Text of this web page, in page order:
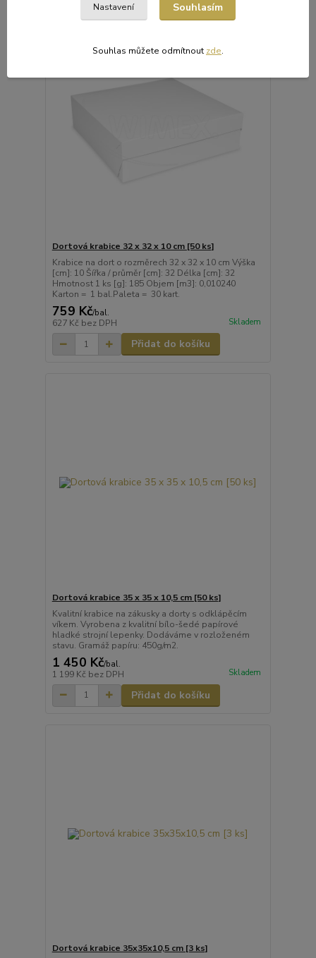
Dortová krabice 32 x 32 x 10 cm [50 ks]
Krabice na dort o rozměrech 32 x 32 x 10 cm Výška
[cm]: 10 Šířka / průměr [cm]: 32 Délka [cm]: 32
Hmotnost 1 ks [g]: 185 Objem [m3]: 0,010240
Karton = 1 bal.Paleta = 30 kart.
759 Kč/bal.
627 Kč bez DPH Skladem
Přidat do košíku
Dortová krabice 35 x 35 x 10,5 cm [50 ks]
Kvalitní krabice na zákusky a dorty s odklápěcím
víkem. Vyrobena z kvalitní bílo-šedé papírové
hladké strojní lepenky. Dodáváme v rozloženém
stavu. Gramáž papíru: 450g/m2.
1 450 Kč/bal.
1 199 Kč bez DPH Skladem
Přidat do košíku
Dortová krabice 35x35x10,5 cm [3 ks]
Nastavení Souhlasím
Souhlas můžete odmítnout zde.